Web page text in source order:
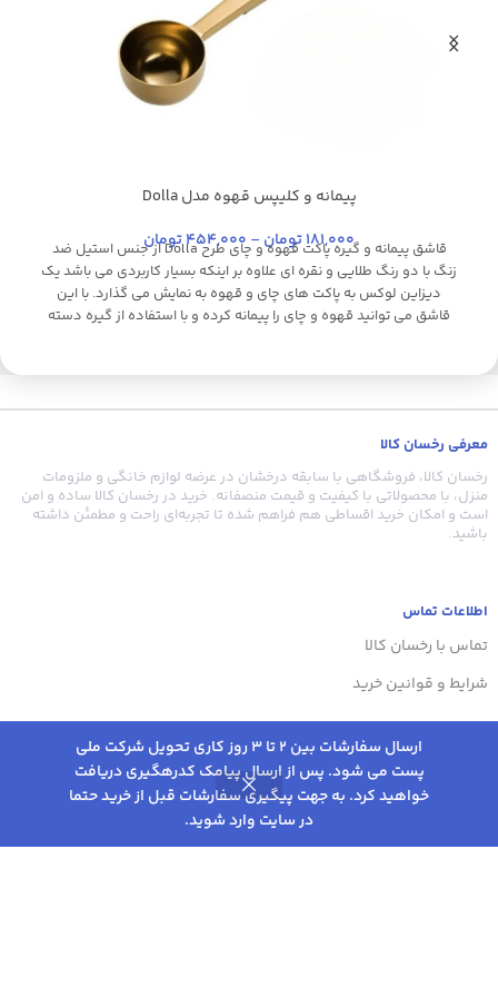
ارسال سفارشات بین 2 تا 3 روز کاری تحویل شرکت ملی
پست می شود. پس از ارسال پیامک کدرهگیری دریافت
خواهید کرد. به جهت پیگیری سفارشات قبل از خرید حتما
در سایت وارد شوید.
استیل طلایی طلایی براق کروم
پیمانه و کلیپس قهوه مدل Dolla
181,000تومان –
454,000تومانقاشق پیمانه و گیره پاکت قهوه و چای طرح Dolla از جنس استیل ضد
زنگ با دو رنگ طلایی و نقره ای علاوه بر اینکه بسیار کاربردی می باشد یک
دیزاین لوکس به پاکت های چای و قهوه به نمایش می گذارد. با این
قاشق می توانید قهوه و چای را پیمانه کرده و با استفاده از گیره دسته
معرفی رخسان کالا
رخسان کالا، فروشگاهی با سابقه درخشان در عرضه لوازم خانگی و ملزومات
منزل، با محصولاتی با کیفیت و قیمت منصفانه. خرید در رخسان کالا ساده و امن
است و امکان خرید اقساطی هم فراهم شده تا تجربه‌ای راحت و مطمئن داشته
باشید.
اطلاعات تماس
تماس با رخسان کالا
شرایط و قوانین خرید
پنکه شارژی مدل
خرگوشی ظرفیت ۴۰۰
351,000تومان
–
794,000
تومان
انتخاب
گزینه
0